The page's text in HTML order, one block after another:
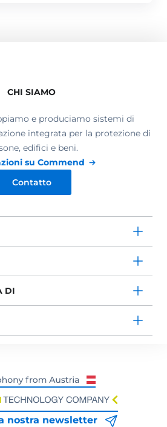
CHI SIAMO
e produciamo sistemi di
integrata per la protezione di
edifici e beni.
su Commend
Contatto
DI
nostra newsletter